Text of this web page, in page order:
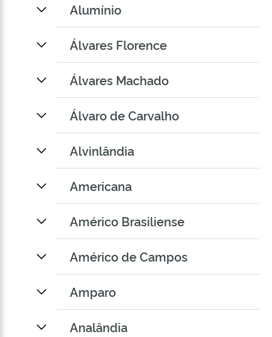
Alumínio
Álvares Florence
Álvares Machado
Álvaro de Carvalho
Alvinlândia
Americana
Américo Brasiliense
Américo de Campos
Amparo
Analândia